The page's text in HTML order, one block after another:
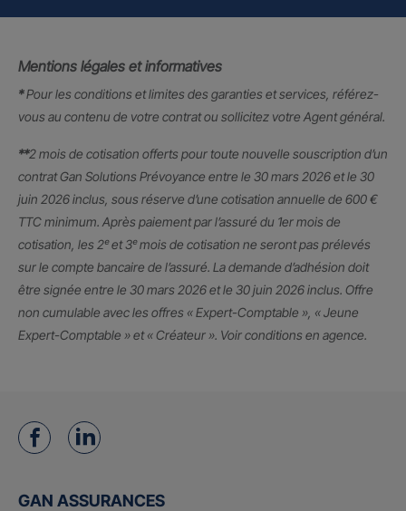
Mentions légales et informatives
*Pour les conditions et limites des garanties et services, référez-
vous au contenu de votre contrat ou sollicitez votre Agent général.
**2 mois de cotisation offerts pour toute nouvelle souscription d’un
contrat Gan Solutions Prévoyance entre le 30 mars 2026 et le 30
juin 2026 inclus, sous réserve d’une cotisation annuelle de 600 €
TTC minimum. Après paiement par l’assuré du 1er mois de
cotisation, les 2ᵉ et 3ᵉ mois de cotisation ne seront pas prélevés
sur le compte bancaire de l’assuré. La demande d’adhésion doit
être signée entre le 30 mars 2026 et le 30 juin 2026 inclus. Offre
non cumulable avec les offres « Expert-Comptable », « Jeune
Expert-Comptable » et « Créateur ». Voir conditions en agence.
GAN ASSURANCES